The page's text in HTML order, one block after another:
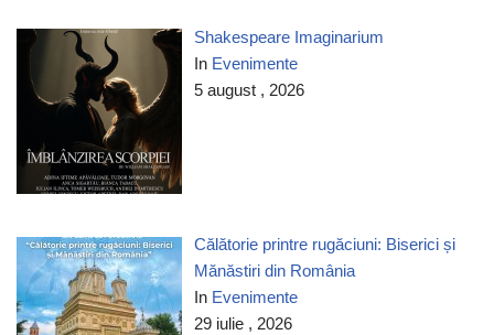
Shakespeare Imaginarium
In Evenimente
5 august , 2026
Călătorie printre rugăciuni: Biserici și
Mănăstiri din România
In Evenimente
29 iulie , 2026